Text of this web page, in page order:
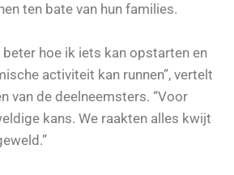
ten bate van hun families.
beter hoe ik iets kan opstarten en
activiteit kan runnen”, vertelt
van de deelneemsters. “Voor
kans. We raakten alles kwijt